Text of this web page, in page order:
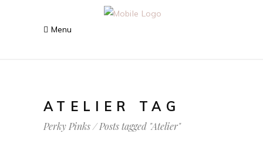
ATELIER TAG
Perky Pinks/Posts tagged "Atelier"